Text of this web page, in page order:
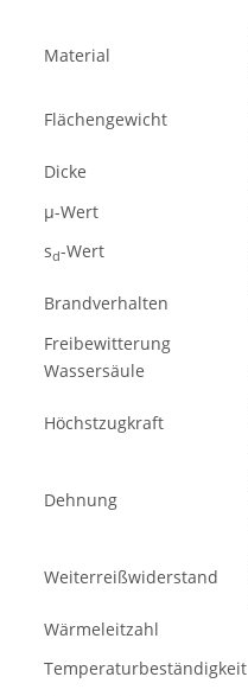
Material
Flächengewicht
Dicke
µ-Wert
sd-Wert
Brandverhalten
Freibewitterung
Wassersäule
Höchstzugkraft
Dehnung
Weiterreißwiderstand
Wärmeleitzahl
Temperaturbeständigkeit